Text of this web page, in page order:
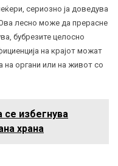
сериозно ја доведува
лесно може да прерасне
бубрезите целосно
на крајот можат
на органи или на живот со
избегнува
храна